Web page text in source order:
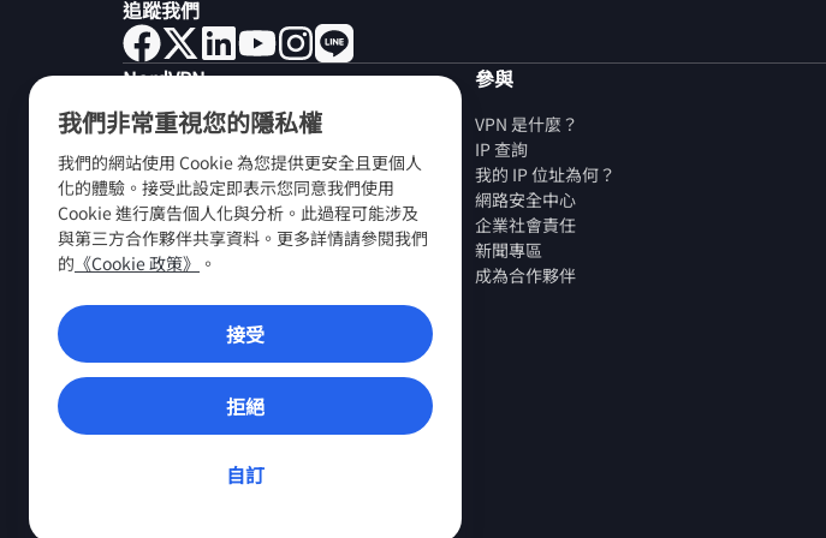
我們非常重視您的隱私權
我們的網站使用 Cookie 為您提供更安全且更個人
化的體驗。接受此設定即表示您同意我們使用
Cookie 進行廣告個人化與分析。此過程可能涉及
與第三方合作夥伴共享資料。更多詳情請參閱我們
的 《Cookie 政策》 。
接受
拒絕
自訂
追蹤我們
NordVPN
關於我們
工作機會
免費試用 VPN
VPN 路由器
評價
學生和員工折扣
在哪裏購買？
推薦好友
參與
VPN 是什麼？
IP 查詢
我的 IP 位址為何？
網路安全中心
企業社會責任
新聞專區
成為合作夥伴
VPN 應用程式
© 2026 Nord Security. 版權所有